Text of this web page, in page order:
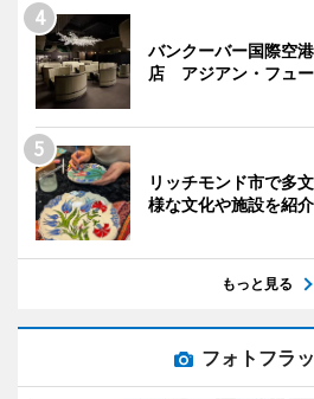
バンクーバー国際空
店 アジアン・フュ
リッチモンド市で多
様な文化や施設を紹介
もっと見る
フォトフラ